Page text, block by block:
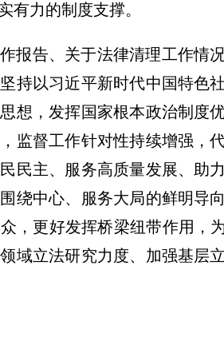
有力的制度支撑。
报告、关于法律清理工作情
持以习近平新时代中国特色
想，发挥国家根本政治制度
监督工作针对性持续增强，
民主、服务高质量发展、助
绕中心、服务大局的鲜明导
，更好发挥桥梁纽带作用，
域立法研究力度、加强基层